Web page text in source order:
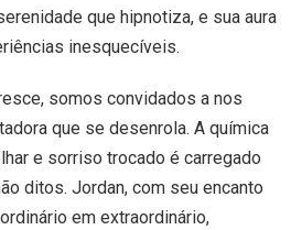
que hipnotiza, e sua aura
inesquecíveis.
somos convidados a nos
que se desenrola. A química
e sorriso trocado é carregado
ditos. Jordan, com seu encanto
em extraordinário,